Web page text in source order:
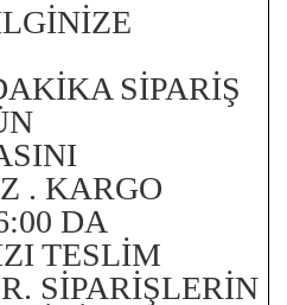
SİPARİŞ
. KARGO
DA
TESLİM
SİPARİŞLERİN